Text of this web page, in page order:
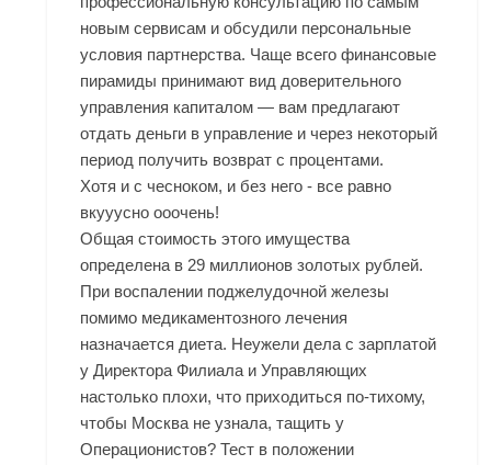
новым сервисам и обсудили персональные
условия партнерства. Чаще всего финансовые
пирамиды принимают вид доверительного
управления капиталом — вам предлагают
отдать деньги в управление и через некоторый
период получить возврат с процентами.
Хотя и с чесноком, и без него - все равно
вкууусно ооочень!
Общая стоимость этого имущества
определена в 29 миллионов золотых рублей.
При воспалении поджелудочной железы
помимо медикаментозного лечения
назначается диета. Неужели дела с зарплатой
у Директора Филиала и Управляющих
настолько плохи, что приходиться по-тихому,
чтобы Москва не узнала, тащить у
Операционистов? Тест в положении